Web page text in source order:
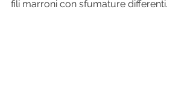
fili marroni con sfumature differenti.